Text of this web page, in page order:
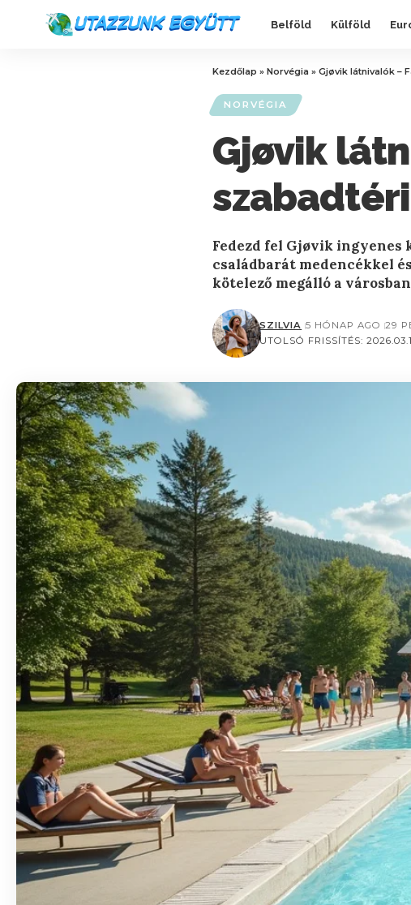
Belföld Külföld
Kezdőlap » Norvégia » Gjøvik látnivalók –
NORVÉGIA
Gjøvik
Fedezd fel Gjøvik ingyenes
családbarát medencékkel
kötelező megálló a
UTOLSÓ FRISSÍTÉS:
SZILVIA 5 HÓNAP AGO 29